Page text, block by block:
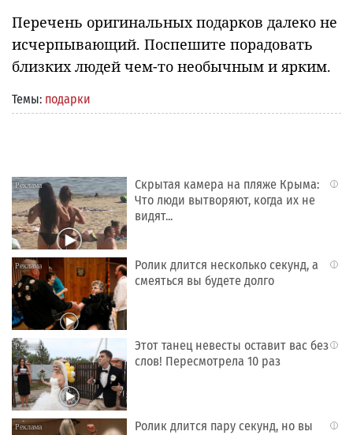
Перечень оригинальных подарков далеко не
исчерпывающий. Поспешите порадовать
близких людей чем-то необычным и ярким.
Темы: подарки
i
Скрытая камера на пляже Крыма:
Что люди вытворяют, когда их не
видят...
i
Ролик длится несколько секунд, а
смеяться вы будете долго
i
Этот танец невесты оставит вас без
слов! Пересмотрела 10 раз
i
Ролик длится пару секунд, но вы